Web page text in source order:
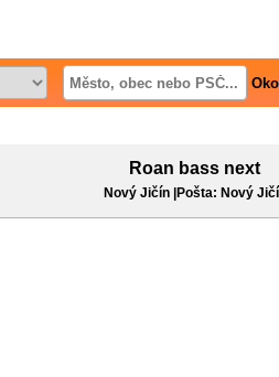
Roan bass next
Nový Jičín |Pošta: Nový